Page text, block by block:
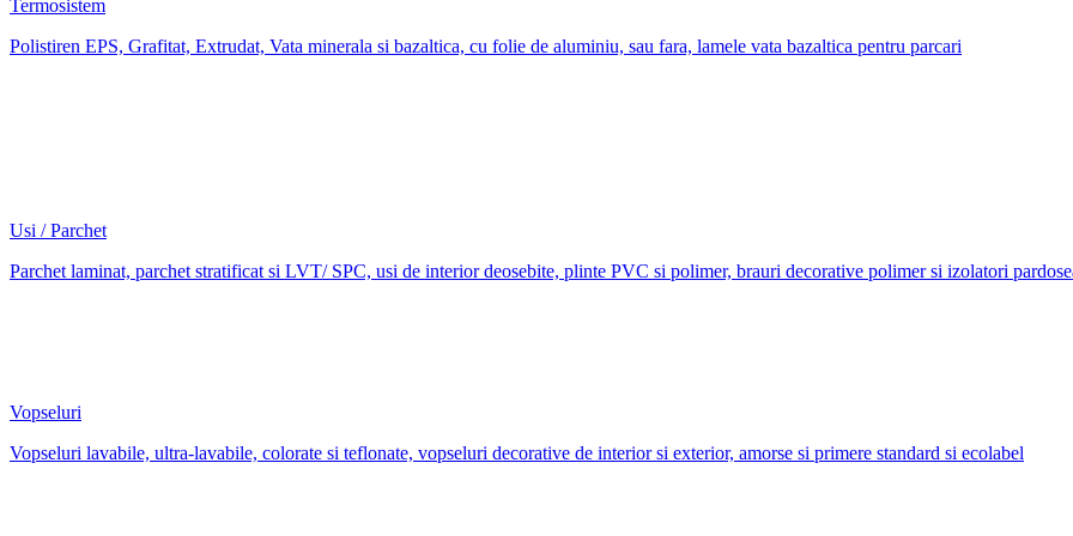
Termosistem
Polistiren EPS, Grafitat, Extrudat, Vata minerala si bazaltica, cu folie de aluminiu, sau fara, lamele vata bazaltica pentru parcari
Usi / Parchet
Parchet laminat, parchet stratificat si LVT/ SPC, usi de interior deosebite, plinte PVC si polimer, brauri decorative polimer si izolatori
Vopseluri
Vopseluri lavabile, ultra-lavabile, colorate si teflonate, vopseluri decorative de interior si exterior, amorse si primere standard si ecolabel